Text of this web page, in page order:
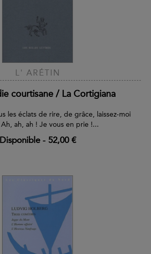
L' ARÉTIN
courtisane / La Cortigiana
les éclats de rire, de grâce, laissez-moi
ah, ah ! Je vous en prie !...
Disponible- 52,00 €